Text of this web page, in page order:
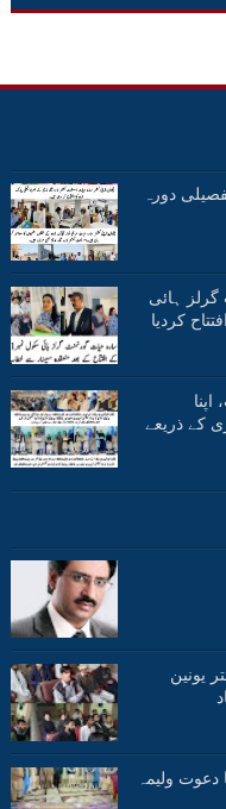
دورہ
ہائی
کے ذریعے
یونین
دعوت ولیمہ